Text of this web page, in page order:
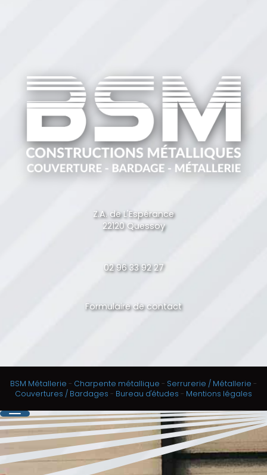
Z.A. de L'Espérance
22120 Quessoy
02 96 33 92 27
Formulaire de contact
BSM Métallerie - Charpente métallique - Serrurerie / Métallerie -
Couvertures / Bardages - Bureau d'études - Mentions légales